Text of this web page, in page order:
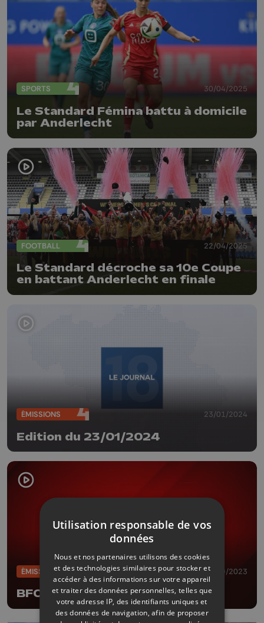
SPORTS 30/04/2025
Le Standard Fémina battu à domicile
par Anderlecht
FOOTBALL 22/04/2025
Le Standard décroche sa 10e Coupe
en battant Anderlecht en finale
ÉMISSIONS 23/01/2024
Edition du 23/01/2024
ÉMISSIONS 18/09/2023
BFOOT du 18 septembre 2023
Utilisation responsable de vos
données
Nous et nos partenaires utilisons des cookies
et des technologies similaires pour stocker et
accéder à des informations sur votre appareil
et traiter des données personnelles, telles que
votre adresse IP, des identifiants uniques et
des données de navigation, afin de proposer